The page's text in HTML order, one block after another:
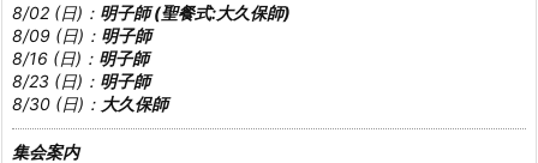
8/02 (日)： 明子師 (聖餐式:大久保師)
8/09 (日)： 明子師
8/16 (日)： 明子師
8/23 (日)： 明子師
8/30 (日)： 大久保師
集会案内